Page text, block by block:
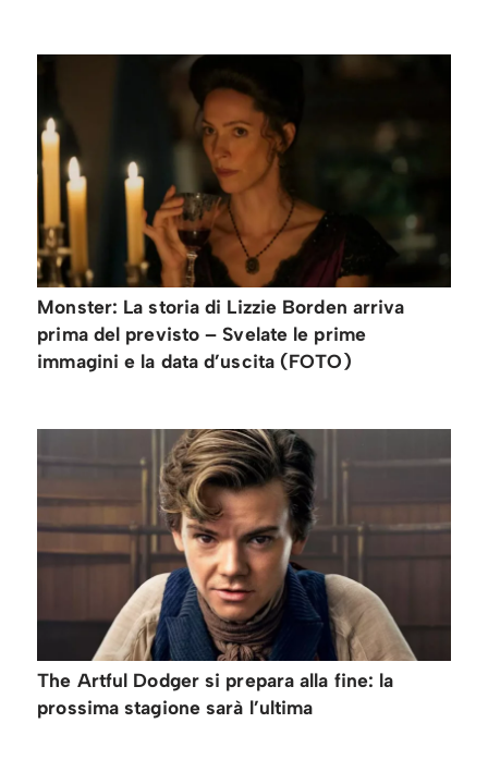
Monster: La storia di Lizzie Borden arriva
prima del previsto – Svelate le prime
immagini e la data d’uscita (FOTO)
The Artful Dodger si prepara alla fine: la
prossima stagione sarà l’ultima